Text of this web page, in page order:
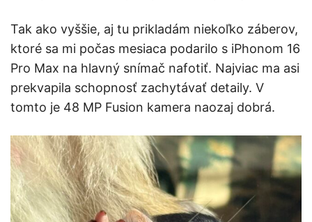
Tak ako vyššie, aj tu prikladám niekoľko záberov,
ktoré sa mi počas mesiaca podarilo s iPhonom 16
Pro Max na hlavný snímač nafotiť. Najviac ma asi
prekvapila schopnosť zachytávať detaily. V
tomto je 48 MP Fusion kamera naozaj dobrá.